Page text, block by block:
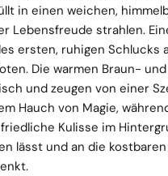
in einen weichen,
Lebensfreude strahlen.
ersten, ruhigen Schlucks
Die warmen Braun-
und zeugen von einer
Hauch von Magie,
Kulisse im
lässt und an die